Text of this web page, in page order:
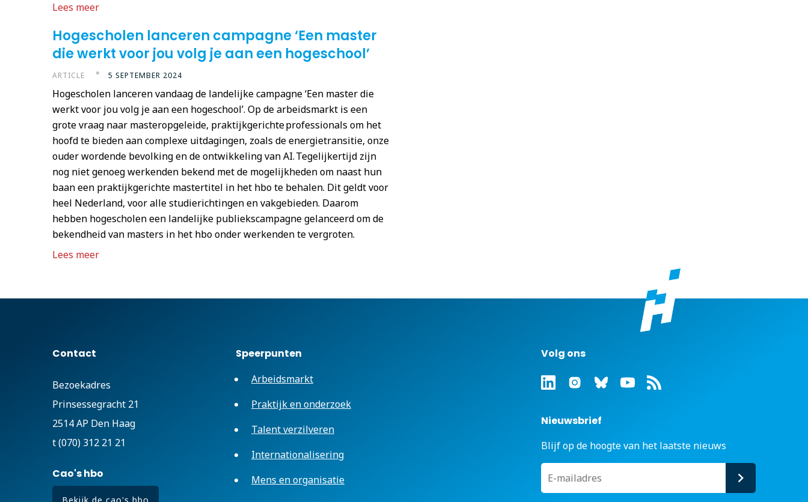
Lees meer
Hogescholen lanceren campagne ‘Een master
die werkt voor jou volg je aan een hogeschool’
ARTICLE 5 SEPTEMBER 2024
Hogescholen lanceren vandaag de landelijke campagne ‘Een master die
werkt voor jou volg je aan een hogeschool’. Op de arbeidsmarkt is een
grote vraag naar masteropgeleide, praktijkgerichte professionals om het
hoofd te bieden aan complexe uitdagingen, zoals de energietransitie, onze
ouder wordende bevolking en de ontwikkeling van AI. Tegelijkertijd zijn
nog niet genoeg werkenden bekend met de mogelijkheden om naast hun
baan een praktijkgerichte mastertitel in het hbo te behalen. Dit geldt voor
heel Nederland, voor alle studierichtingen en vakgebieden. Daarom
hebben hogescholen een landelijke publiekscampagne gelanceerd om de
bekendheid van masters in het hbo onder werkenden te vergroten.
Lees meer
Contact
Bezoekadres
Prinsessegracht 21
2514 AP Den Haag
t (070) 312 21 21
Cao's hbo
Speerpunten
Arbeidsmarkt
Praktijk en onderzoek
Talent verzilveren
Internationalisering
Mens en organisatie
Volg ons
Nieuwsbrief
Blijf op de hoogte van het laatste nieuws